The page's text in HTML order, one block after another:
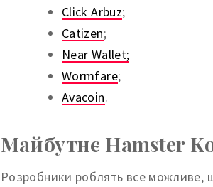
Click Arbuz;
Catizen;
Near Wallet;
Wormfare;
Avacoin.
Майбутнє Hamster
Розробники роблять все можливе,